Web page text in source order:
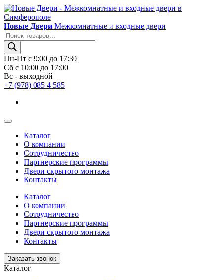
Новые Двери Межкомнатные и входные двери
Поиск
товаров
Пн-Пт с 9:00 до 17:30
Сб с 10:00 до 17:00
Вс - выходной
+7 (978) 085 4 585
Каталог
О компании
Сотрудничество
Партнерские программы
Двери скрытого монтажа
Контакты
Каталог
О компании
Сотрудничество
Партнерские программы
Двери скрытого монтажа
Контакты
Заказать звонок
Каталог